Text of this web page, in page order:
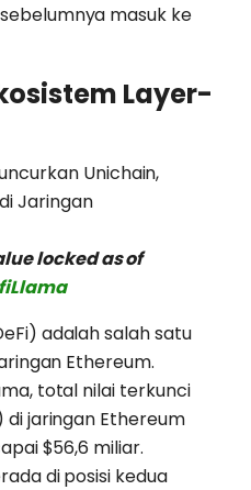
masuk ke
Layer-
locked as of
adalah salah satu
Ethereum.
total nilai terkunci
di jaringan Ethereum
$56,6 miliar.
di posisi kedua